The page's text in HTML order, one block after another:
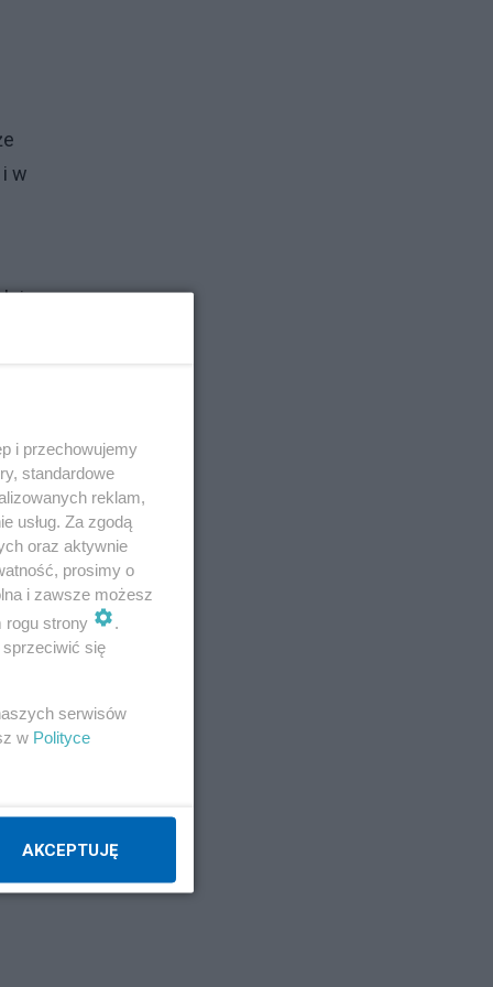
w
i
i przechowujemy
standardowe
reklam,
usług. Za zgodą
oraz aktywnie
prosimy o
i zawsze możesz
rogu strony
.
się
serwisów
w Polityce
AKCEPTUJĘ